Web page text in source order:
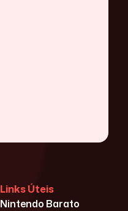
Links Úteis
Nintendo Barato